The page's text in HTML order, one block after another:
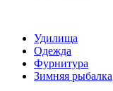
Удилища
Одежда
Фурнитура
Зимняя рыбалка